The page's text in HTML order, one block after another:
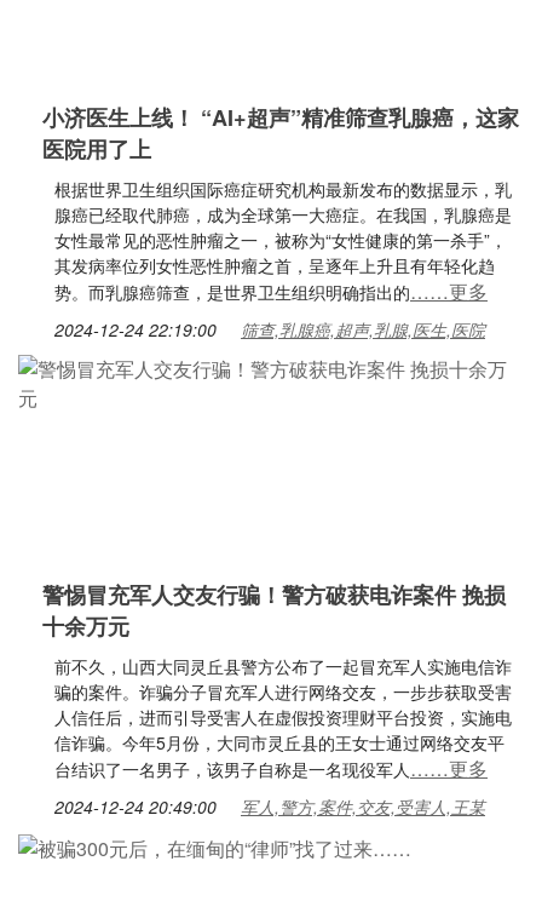
小济医生上线！ “AI+超声”精准筛查乳腺癌，这家
医院用了上
根据世界卫生组织国际癌症研究机构最新发布的数据显示，乳
腺癌已经取代肺癌，成为全球第一大癌症。在我国，乳腺癌是
女性最常见的恶性肿瘤之一，被称为“女性健康的第一杀手”，
其发病率位列女性恶性肿瘤之首，呈逐年上升且有年轻化趋
势。而乳腺癌筛查，是世界卫生组织明确指出的……更多
2024-12-24 22:19:00 筛查,乳腺癌,超声,乳腺,医生,医院
警惕冒充军人交友行骗！警方破获电诈案件 挽损
十余万元
前不久，山西大同灵丘县警方公布了一起冒充军人实施电信诈
骗的案件。诈骗分子冒充军人进行网络交友，一步步获取受害
人信任后，进而引导受害人在虚假投资理财平台投资，实施电
信诈骗。今年5月份，大同市灵丘县的王女士通过网络交友平
台结识了一名男子，该男子自称是一名现役军人……更多
2024-12-24 20:49:00 军人,警方,案件,交友,受害人,王某